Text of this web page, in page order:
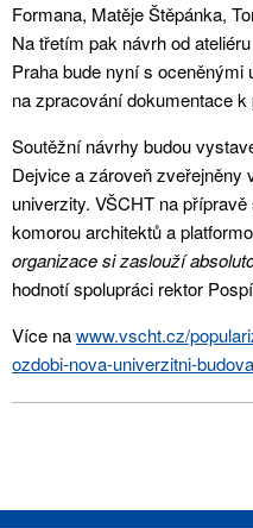
Formana, Matěje Štěpánka,
Na třetím pak návrh od
Praha bude nyní s
na zpracování dokumentace
Soutěžní návrhy budou
Dejvice a zároveň zveřejněny
univerzity. VŠCHT na
komorou architektů a
organizace si zaslouží
hodnotí spolupráci rektor
Více nawww.vscht.cz/
ozdobi-nova-univerzitni-